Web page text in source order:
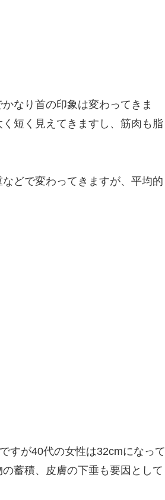
なり首の印象は変わってきま
短く見えてきますし、筋肉も脂
どで変わってきますが、平均的
すが40代の女性は32cmになって
蓄積、皮膚の下垂も要因として